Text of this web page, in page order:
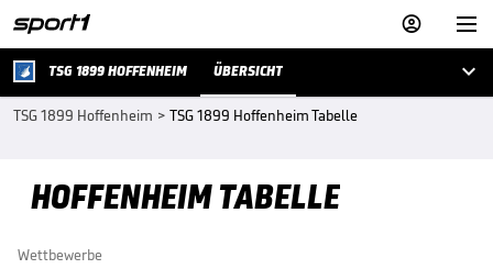


TSG 1899 HOFFENHEIM ÜBERSICHT 
TSG 1899 Hoffenheim > TSG 1899 Hoffenheim Tabelle
HOFFENHEIM TABELLE
Wettbewerbe